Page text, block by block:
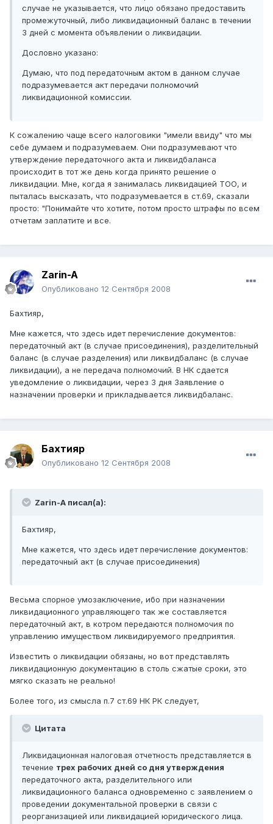
случае не указывается, что лицо обязано предоставить
промежуточный, либо ликвидационный баланс в течении
3 дней с момента объявлении о ликвидации.
Дословно указано:
Думаю, что под передаточным актом в данном случае
подразумевается акт передачи полномочий
ликвидационной комиссии.
К сожалению чаще всего налоговики "имели ввиду" что мы
себе думаем и подразумеваем. Они подразумевают что
утверждение передаточного акта и ликвидбаланса
происходит в тот же день когда принято решение о
ликвидации. Мне, когда я занималась ликвидацией ТОО, и
пыталась высказать, что подразумевается в ст.69, сказали
просто: "Понимайте что хотите, потом просто штрафы по всем
отчетам заплатите и все.
Zarin-A
Опубликовано 12 Сентября 2008
Бахтияр,
Мне кажется, что здесь идет перечисление документов:
передаточный акт (в случае присоединения), разделительный
баланс (в случае разделения) или ликвидбаланс (в случае
ликвидации), а не передача полномочий. В НК сдается
уведомление о ликвидации, через 3 дня Заявление о
назначении проверки и прикладывается ликвидбаланс.
Бахтияр
Опубликовано 12 Сентября 2008
Zarin-A писал(а):
Бахтияр,
Мне кажется, что здесь идет перечисление документов:
передаточный акт (в случае присоединения)
Весьма спорное умозаключение, ибо при назначении
ликвидационного управляющего так же составляется
передаточный акт, в котром передаются полномочия по
управлению имуществом ликвидируемого предприятия.
Известить о ликвидации обязаны, но вот представлять
ликвидационную документацию в столь сжатые сроки, это
мягко сказать не реально!
Более того, из смысла п.7 ст.69 НК РК следует,
Цитата
Ликвидационная налоговая отчетность представляется в
течение трех рабочих дней со дня утверждения
передаточного акта, разделительного или
ликвидационного баланса одновременно с заявлением о
проведении документальной проверки в связи с
реорганизацией или ликвидацией юридического лица.